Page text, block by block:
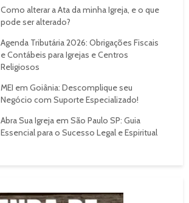
Como alterar a Ata da minha Igreja, e o que
pode ser alterado?
Agenda Tributária 2026: Obrigações Fiscais
e Contábeis para Igrejas e Centros
Religiosos
MEI em Goiânia: Descomplique seu
Negócio com Suporte Especializado!
Abra Sua Igreja em São Paulo SP: Guia
Essencial para o Sucesso Legal e Espiritual